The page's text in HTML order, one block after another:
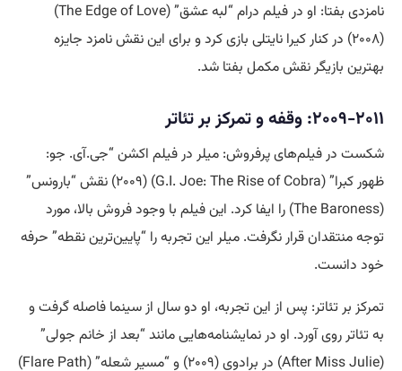
نامزدی بفتا: او در فیلم درام “لبه عشق” (The Edge of Love)
(۲۰۰۸) در کنار کیرا نایتلی بازی کرد و برای این نقش نامزد جایزه
بهترین بازیگر نقش مکمل بفتا شد.
۲۰۰۹-۲۰۱۱: وقفه و تمرکز بر تئاتر
شکست در فیلم‌های پرفروش: میلر در فیلم اکشن “جی.آی. جو:
ظهور کبرا” (G.I. Joe: The Rise of Cobra) (۲۰۰۹) نقش “بارونس”
(The Baroness) را ایفا کرد. این فیلم با وجود فروش بالا، مورد
توجه منتقدان قرار نگرفت. میلر این تجربه را “پایین‌ترین نقطه” حرفه
خود دانست.
تمرکز بر تئاتر: پس از این تجربه، او دو سال از سینما فاصله گرفت و
به تئاتر روی آورد. او در نمایشنامه‌هایی مانند “بعد از خانم جولی”
(After Miss Julie) در برادوی (۲۰۰۹) و “مسیر شعله” (Flare Path)